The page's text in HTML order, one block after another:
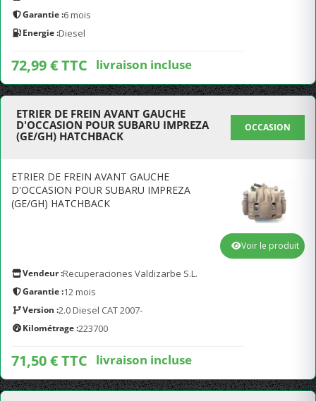
Garantie :6 mois
Energie :Diesel
72,99 € TTC livraison incluse
ETRIER DE FREIN AVANT GAUCHE
D'OCCASION POUR SUBARU IMPREZA
(GE/GH) HATCHBACK
OCCASION
ETRIER DE FREIN AVANT GAUCHE
D'OCCASION POUR SUBARU IMPREZA
(GE/GH) HATCHBACK
Vendeur :Recuperaciones Valdizarbe S.L.
Garantie :12 mois
Version :2.0 Diesel CAT 2007-
Kilométrage :223700
71,50 € TTC livraison incluse
Voir le produit